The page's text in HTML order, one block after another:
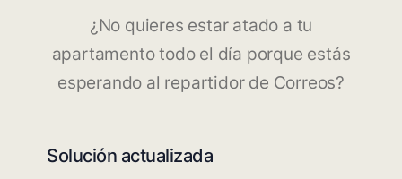
¿No quieres estar atado a tu
apartamento todo el día porque estás
esperando al repartidor de Correos?
Solución actualizada